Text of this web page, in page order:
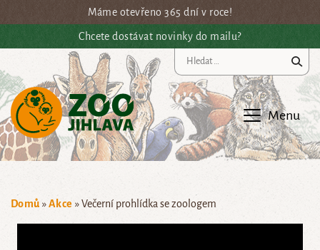
Přejít na hlavní obsahMáme otevřeno 365 dní v roce!
Chcete dostávat novinky do mailu?
Menu
Domů »Akce »Večerní prohlídka se zoologem